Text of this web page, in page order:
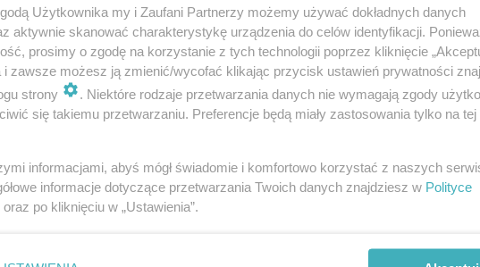
Użytkownika my i Zaufani Partnerzy możemy używać dokładnych danych
aktywnie skanować charakterystykę urządzenia do celów identyfikacji.
prosimy o zgodę na korzystanie z tych technologii poprzez kliknięcie
i zawsze możesz ją zmienić/wycofać klikając przycisk ustawień prywatności
strony
. Niektóre rodzaje przetwarzania danych nie wymagają zgody
się takiemu przetwarzaniu. Preferencje będą miały zastosowania tylko na tej
informacjami, abyś mógł świadomie i komfortowo korzystać z naszych
informacje dotyczące przetwarzania Twoich danych znajdziesz w Polityce
oraz po kliknięciu w „Ustawienia”.